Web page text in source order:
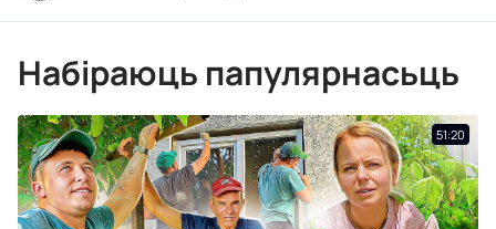
Набіраюць папулярнасьць
51:20